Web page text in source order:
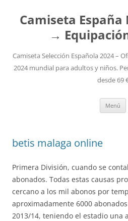
Camiseta
→
Camiseta Selección Española 2024 –
2024 mundial para adultos y niños.
desde 69
Menú
betis malaga online
Primera División, cuando se
abonados. Todas estas causas
cercano a los mil abonos por
aproximadamente 6000
2013/14, teniendo el estadio una